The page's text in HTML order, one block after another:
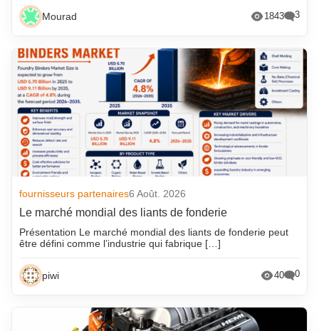
Mourad 1843 3
fournisseurs partenaires6 Août. 2026
Le marché mondial des liants de fonderie
Présentation Le marché mondial des liants de fonderie peut
être défini comme l’industrie qui fabrique […]
piwi 40 0